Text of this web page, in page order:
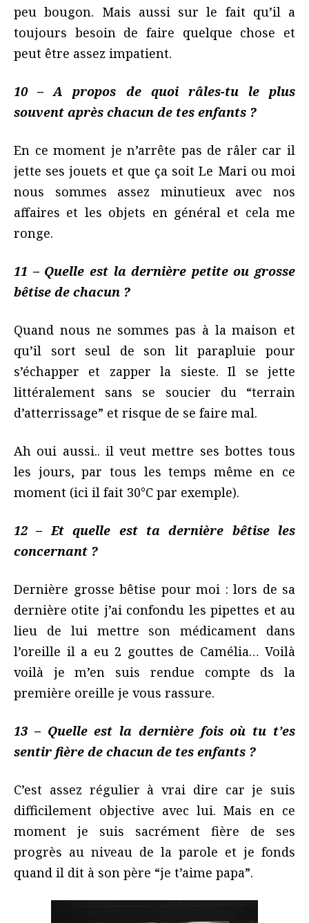
peu bougon. Mais aussi sur le fait qu’il a
toujours besoin de faire quelque chose et
peut être assez impatient.
10 – A propos de quoi râles-tu le plus
souvent après chacun de tes enfants ?
En ce moment je n’arrête pas de râler car il
jette ses jouets et que ça soit Le Mari ou moi
nous sommes assez minutieux avec nos
affaires et les objets en général et cela me
ronge.
11 – Quelle est la dernière petite ou grosse
bêtise de chacun ?
Quand nous ne sommes pas à la maison et
qu’il sort seul de son lit parapluie pour
s’échapper et zapper la sieste. Il se jette
littéralement sans se soucier du “terrain
d’atterrissage” et risque de se faire mal.
Ah oui aussi.. il veut mettre ses bottes tous
les jours, par tous les temps même en ce
moment (ici il fait 30°C par exemple).
12 – Et quelle est ta dernière bêtise les
concernant ?
Dernière grosse bêtise pour moi : lors de sa
dernière otite j’ai confondu les pipettes et au
lieu de lui mettre son médicament dans
l’oreille il a eu 2 gouttes de Camélia… Voilà
voilà je m’en suis rendue compte ds la
première oreille je vous rassure.
13 – Quelle est la dernière fois où tu t’es
sentir fière de chacun de tes enfants ?
C’est assez régulier à vrai dire car je suis
difficilement objective avec lui. Mais en ce
moment je suis sacrément fière de ses
progrès au niveau de la parole et je fonds
quand il dit à son père “je t’aime papa”.